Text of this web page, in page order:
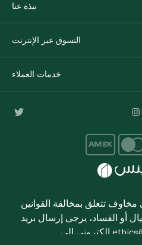
نبذة عنا
التسوق عبر الإنترنت
خدمات العملاء
تتعلق بمخالفة القوانين
أو الفساد، يرجى إرسال بريد